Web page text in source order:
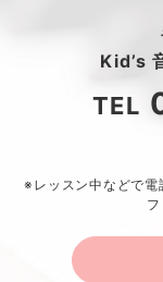
Kid’s
TEL
※レッスン中などで電